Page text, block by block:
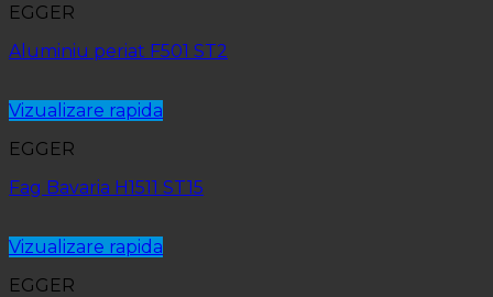
EGGER
Aluminiu periat F501 ST2
Vizualizare rapida
EGGER
Fag Bavaria H1511 ST15
Vizualizare rapida
EGGER